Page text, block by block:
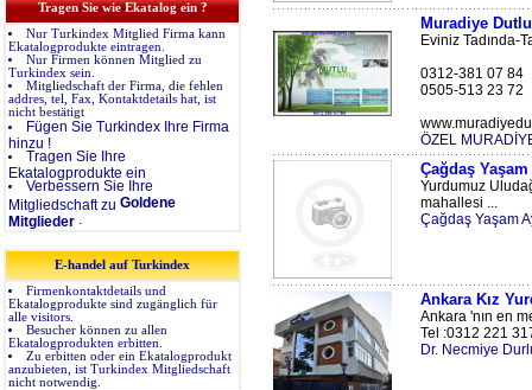
Tragen Sie wie Ekatalog ein ?
Nur Turkindex Mitglied Firma kann
Ekatalogprodukte eintragen.
Nur Firmen können Mitglied zu
Turkindex sein.
Mitgliedschaft der Firma, die fehlen
addres, tel, Fax, Kontaktdetails hat, ist
nicht bestätigt
Fügen Sie Turkindex Ihre Firma
hinzu !
Tragen Sie Ihre
Ekatalogprodukte ein
Verbessern Sie Ihre
Mitgliedschaft zu Goldene
Mitglieder .
E-handel auf Turkindex
Firmenkontaktdetails und
Ekatalogprodukte sind zugänglich für
alle visitors.
Besucher können zu allen
Ekatalogprodukten erbitten.
Zu erbitten oder ein Ekatalogprodukt
anzubieten, ist Turkindex Mitgliedschaft
nicht notwendig.
Muradiye
Eviniz Tadında-
0312-381 07 84
0505-513 23 72
ÖZEL
Çağdaş
Yurdumuz
mahallesi ...
Çağdaş Yaşam
Ankara Kız
Ankara 'nın en
Tel :0312 221
Dr. Necmiye